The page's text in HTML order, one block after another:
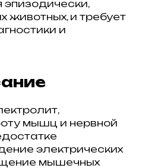
эпизодически,
животных, и требует
и
мышц и нервной
электрических
мышечных